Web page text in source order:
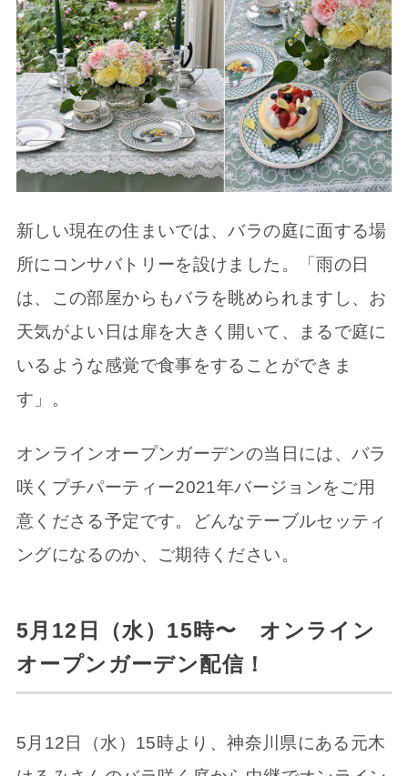
新しい現在の住まいでは、バラの庭に面する場
所にコンサバトリーを設けました。「雨の日
は、この部屋からもバラを眺められますし、お
天気がよい日は扉を大きく開いて、まるで庭に
いるような感覚で食事をすることができま
す」。
オンラインオープンガーデンの当日には、バラ
咲くプチパーティー2021年バージョンをご用
意くださる予定です。どんなテーブルセッティ
ングになるのか、ご期待ください。
5月12日（水）15時〜 オンライン
オープンガーデン配信！
5月12日（水）15時より、神奈川県にある元木